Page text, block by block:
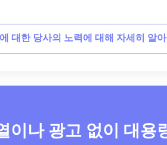
대한 당사의 노력에 대해 자세히 알
이나 광고 없이 대용